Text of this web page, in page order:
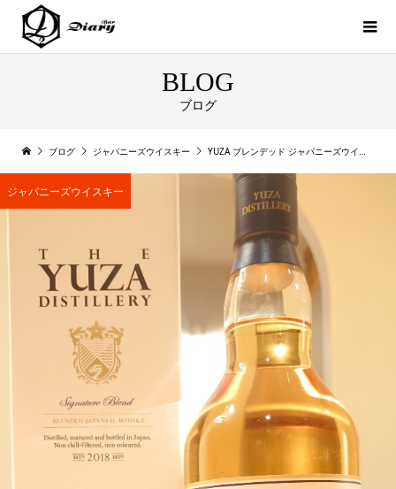
BLOG
ブログ
ブログ ジャパニーズウイスキー YUZA ブレンデッド ジャパニーズウイスキー シグネチャー・ブレンド
ジャパニーズウイスキー